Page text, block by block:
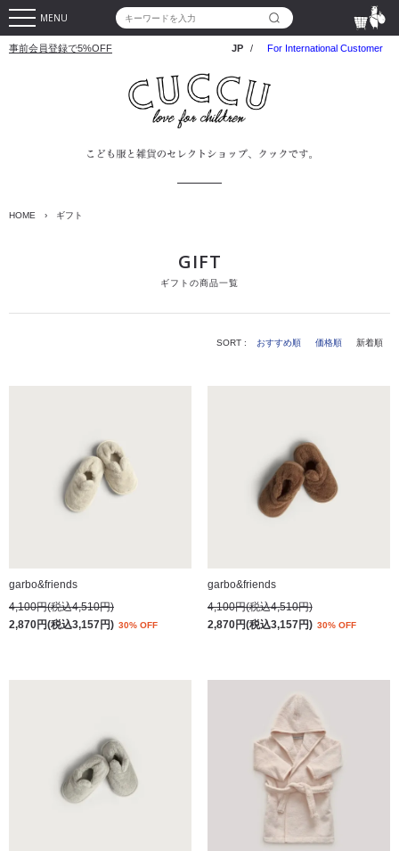
MENU
事前会員登録で5%OFF JP / For International Customer
HOME › ギフト
GIFT
ギフトの商品一覧
SORT : おすすめ順 価格順 新着順
garbo&friends
4,100円(税込4,510円)
2,870円(税込3,157円) 30% OFF
garbo&friends
4,100円(税込4,510円)
2,870円(税込3,157円) 30% OFF